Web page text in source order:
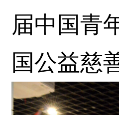
届中国青
国公益慈